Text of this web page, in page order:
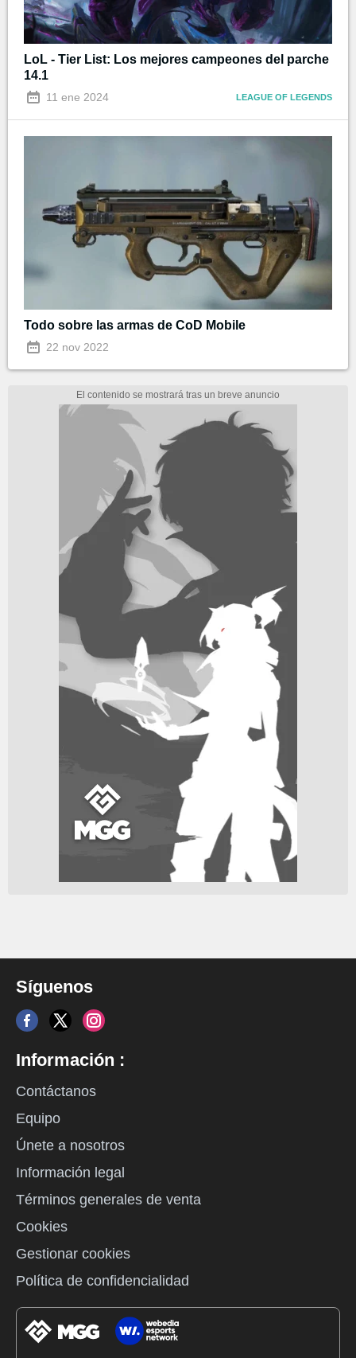
LoL - Tier List: Los mejores campeones del parche
14.1
11 ene 2024 LEAGUE OF LEGENDS
Todo sobre las armas de CoD Mobile
22 nov 2022
Síguenos
Información :
Contáctanos
Equipo
Únete a nosotros
Información legal
Términos generales de venta
Cookies
Gestionar cookies
Política de confidencialidad